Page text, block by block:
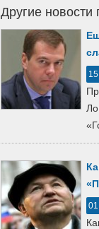
Другие новости